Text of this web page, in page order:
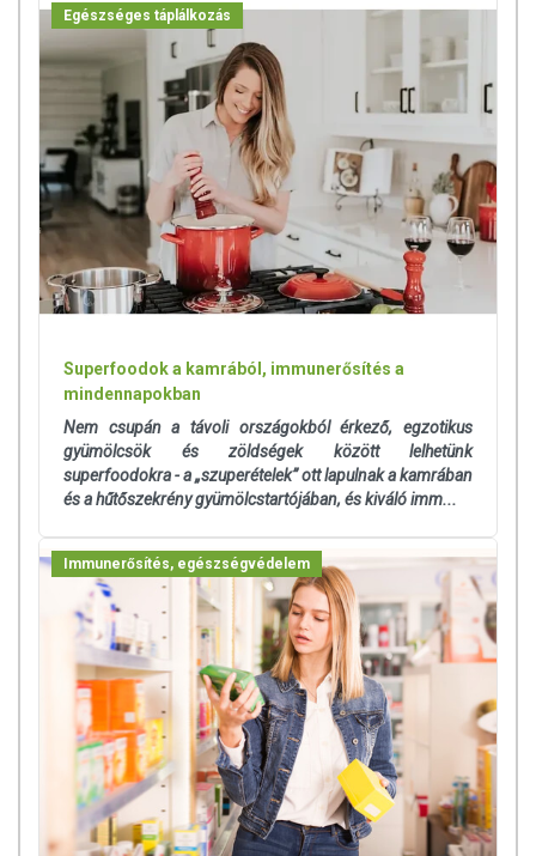
Egészséges táplálkozás
Superfoodok a kamrából, immunerősítés a
mindennapokban
Nem csupán a távoli országokból érkező, egzotikus
gyümölcsök és zöldségek között lelhetünk
superfoodokra - a „szuperételek” ott lapulnak a kamrában
és a hűtőszekrény gyümölcstartójában, és kiváló imm...
Immunerősítés, egészségvédelem